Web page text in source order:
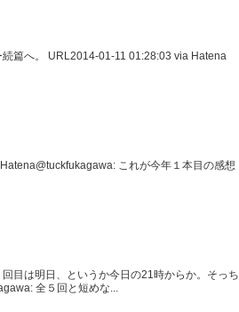
篇へ。 URL2014-01-11 01:28:03 via Hatena
これが今年１本目の感想
目は明日、というか今日の21時からか。そっち
全５回と短めな...